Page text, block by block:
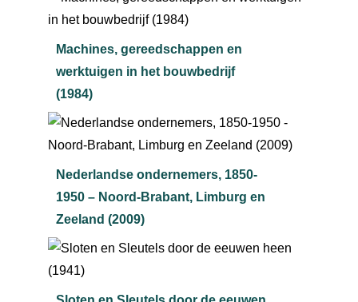
Machines, gereedschappen en
werktuigen in het bouwbedrijf
(1984)
Nederlandse ondernemers, 1850-
1950 – Noord-Brabant, Limburg en
Zeeland (2009)